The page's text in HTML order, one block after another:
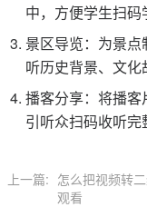
中，方便学生扫码
景区导览：为景
听历史背景、文化
播客分享：将播
引听众扫码收听完
上一篇: 怎么把视频转
观看